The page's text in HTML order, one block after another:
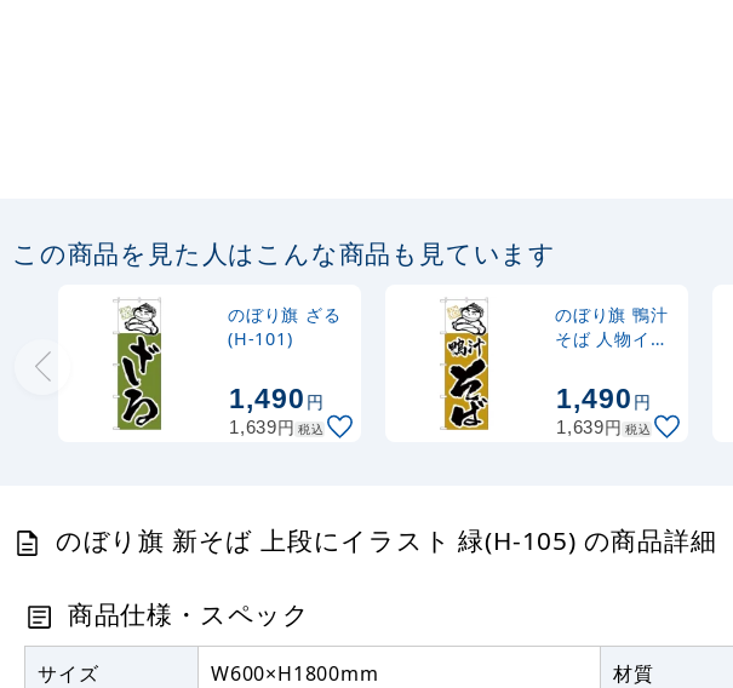
この商品を見た人はこんな商品も見ています
のぼり旗 ざる
(H-101)
1,490円
1,639円 税込
のぼり旗 鴨汁
そば 人物イラ
1,490円
1,639円 税込
のぼり旗 新そば 上段にイラスト 緑(H-105) の商品詳細
商品仕様・スペック
サイズ W600×H1800mm 材質